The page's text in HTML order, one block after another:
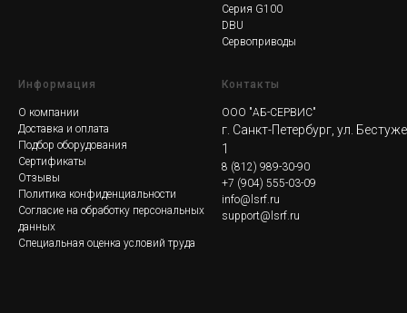
Серия G100
DBU
Сервоприводы
Информация
О компании
Доставка и оплата
Подбор оборудования
Сертификаты
Отзывы
Политика конфиденциальности
Согласие на обработку персональных
данных
Специальная оценка условий труда
Контакты
ООО "АБ-СЕРВИС"
г. Санкт-Петербург, ул.
1
8 (812) 989-30-90
+7 (904) 555-03-09
info@lsrf.ru
support@lsrf.ru